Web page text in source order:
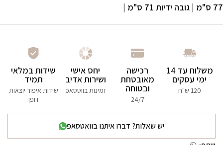
77 ס"מ | גובה ידיות 71 ס"מ |
משלוח עד 14
ימי עסקים
120 ש"ח
רכישה
מאובטחת
ובטוחה
24/7
יחס אישי
ושירות אדיב
זמינות בווטסאפ
שידות במלאי
תמיד
שידות איפור יוצאות
דופן
יש שאלות? דברו איתנו בוואטסאפ